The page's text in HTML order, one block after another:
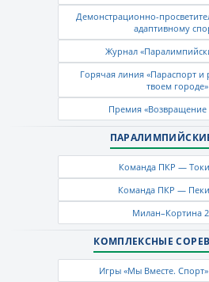
Демонстрационно-
адаптивному
Журнал
Горячая линия «Параспорт и
твоем городе»
Премия «Возвращение
Команда ПКР —
Команда ПКР —
Милан–Кортина
КОМПЛЕКСНЫЕ
Игры «Мы Вместе.